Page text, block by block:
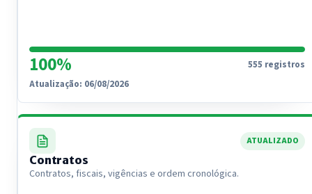
100%
555 registros
Atualização: 06/08/2026
ATUALIZADO
Contratos
Contratos, fiscais, vigências e ordem cronológica.